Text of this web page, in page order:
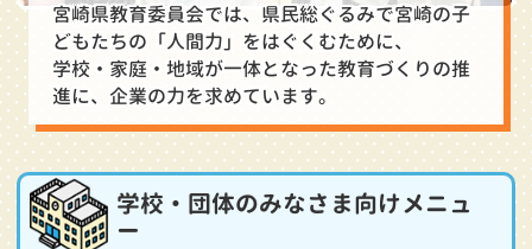
宮崎県教育委員会では、県民総ぐるみで宮崎の子
どもたちの「人間力」をはぐくむために、
学校・家庭・地域が一体となった教育づくりの推
進に、企業の力を求めています。
学校・団体のみなさま向けメニュ
ー